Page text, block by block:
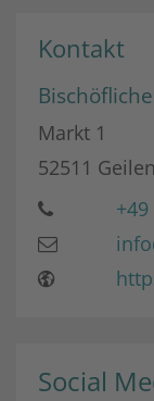
Kontakt
Markt 1
52511
Social